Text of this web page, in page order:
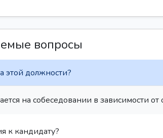
вопросы
этой должности?
на собеседовании в зависимости
к кандидату?